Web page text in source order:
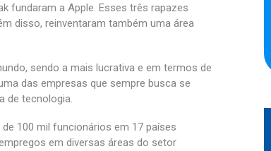
fundaram a Apple. Esses três rapazes
disso, reinventaram também uma área
sendo a mais lucrativa e em termos de
das empresas que sempre busca se
de tecnologia.
100 mil funcionários em 17 países
em diversas áreas do setor